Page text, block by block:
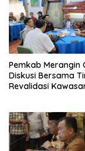
Pemkab Merangin
Diskusi Bersama
Revalidasi